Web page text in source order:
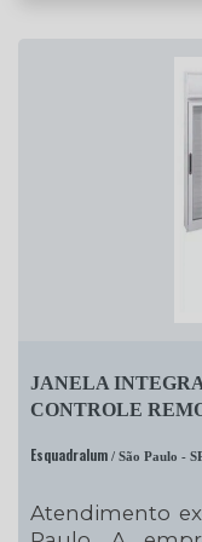
JANELA
CONTROLE
Esquadralum / São Paulo -
Atendimento